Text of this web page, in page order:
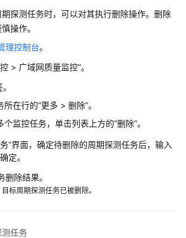
探测任务时，可以对其执行删除操作。删除
操作。
理控制台。
> 广域网质量监控”。
在行的“更多 > 删除”。
监控任务，单击列表上方的“删除”。
”界面，确定待删除的周期探测任务后，输入
定。
除结果。
标周期探测任务已被删除。
测任务